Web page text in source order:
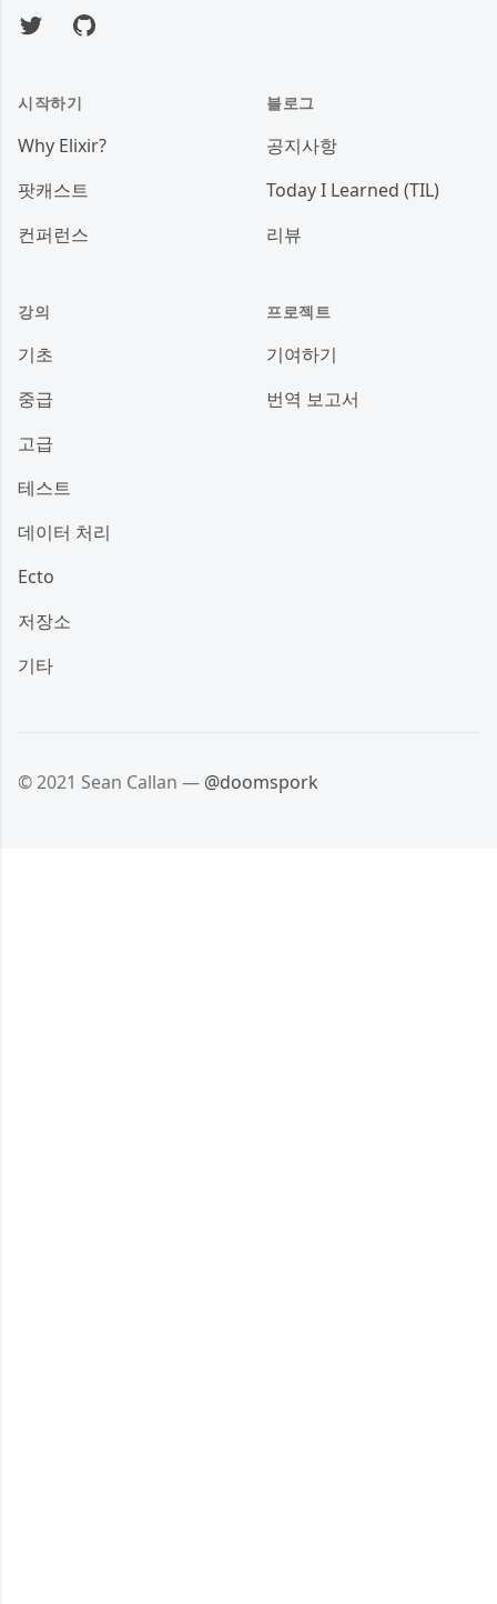
TwitterGitHub
시작하기
Why Elixir?
팟캐스트
컨퍼런스
강의
기초
중급
고급
테스트
데이터 처리
Ecto
저장소
기타
블로그
공지사항
Today I Learned (TIL)
리뷰
프로젝트
기여하기
번역 보고서
© 2021 Sean Callan — @doomspork